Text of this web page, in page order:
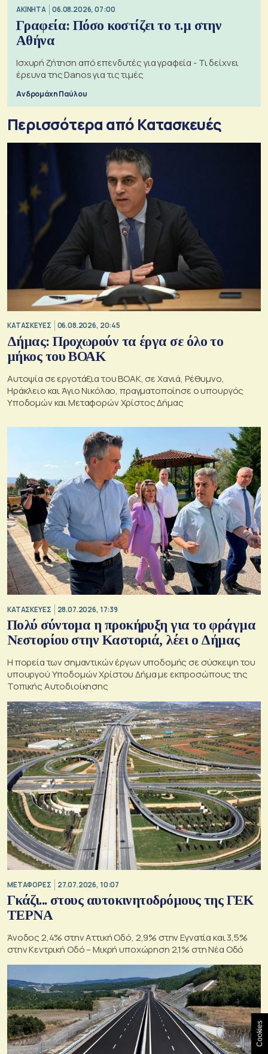
ΑΚΙΝΗΤΑ 06.08.2026, 07:00
Γραφεία: Πόσο κοστίζει το τ.μ στην
Αθήνα
Ισχυρή ζήτηση από επενδυτές για γραφεία - Τι δείχνει
έρευνα της Danos για τις τιμές
Ανδρομάχη Παύλου
Περισσότερα από Κατασκευές
ΚΑΤΑΣΚΕΥΕΣ 06.08.2026, 20:45
Δήμας: Προχωρούν τα έργα σε όλο το
μήκος του ΒΟΑΚ
Αυτοψία σε εργοτάξια του ΒΟΑΚ, σε Χανιά, Ρέθυμνο,
Ηράκλειο και Άγιο Νικόλαο, πραγματοποίησε ο υπουργός
Υποδομών και Μεταφορών Χρίστος Δήμας
ΚΑΤΑΣΚΕΥΕΣ 28.07.2026, 17:39
Πολύ σύντομα η προκήρυξη για το φράγμα
Νεστορίου στην Καστοριά, λέει ο Δήμας
H πορεία των σημαντικών έργων υποδομής σε σύσκεψη του
υπουργού Υποδομών Χρίστου Δήμα με εκπροσώπους της
Τοπικής Αυτοδιοίκησης
ΜΕΤΑΦΟΡΕΣ 27.07.2026, 10:07
Γκάζι... στους αυτοκινητοδρόμους της ΓΕΚ
ΤΕΡΝΑ
Άνοδος 2,4% στην Αττική Οδό, 2,9% στην Εγνατία και 3,5%
στην Κεντρική Οδό – Μικρή υποχώρηση 2,1% στη Νέα Οδό
Cookies